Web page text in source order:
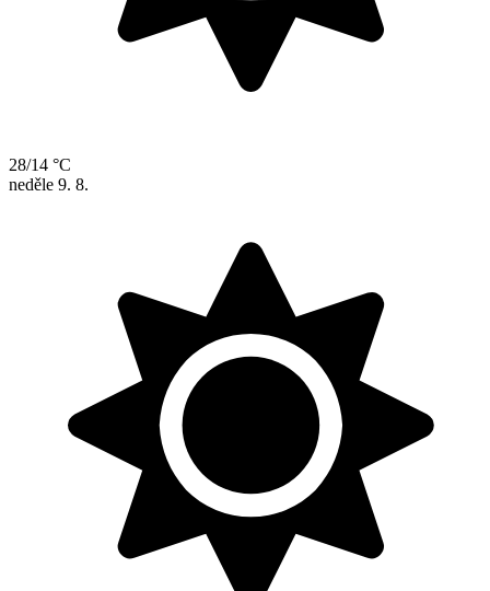
28/14 °C
neděle 9. 8.